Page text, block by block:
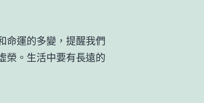
命運的多變，提醒我們
榮。生活中要有長遠的